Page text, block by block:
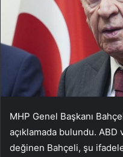
MHP Genel Başkanı
açıklamada bulundu. ABD
değinen Bahçeli, şu